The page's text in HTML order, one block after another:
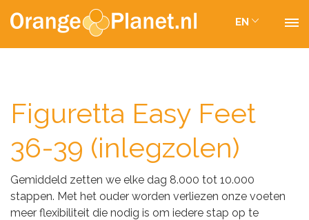
EN
Figuretta Easy Feet
36-39 (inlegzolen)
Gemiddeld zetten we elke dag 8.000 tot 10.000
stappen. Met het ouder worden verliezen onze voeten
meer flexibiliteit die nodig is om iedere stap op te